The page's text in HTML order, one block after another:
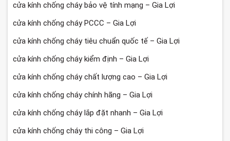
cửa kính chống cháy bảo vệ tính mạng – Gia Lợi
cửa kính chống cháy PCCC – Gia Lợi
cửa kính chống cháy tiêu chuẩn quốc tế – Gia Lợi
cửa kính chống cháy kiểm định – Gia Lợi
cửa kính chống cháy chất lượng cao – Gia Lợi
cửa kính chống cháy chính hãng – Gia Lợi
cửa kính chống cháy lắp đặt nhanh – Gia Lợi
cửa kính chống cháy thi công – Gia Lợi